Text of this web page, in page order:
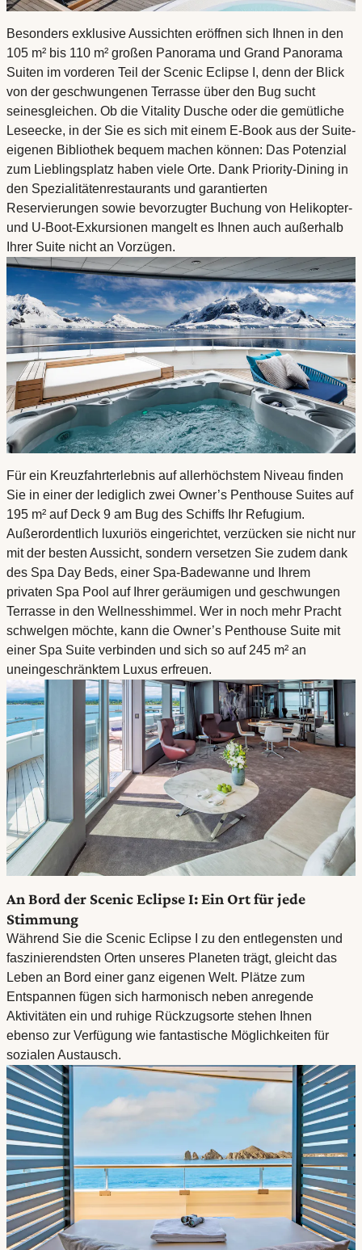
Besonders exklusive Aussichten eröffnen sich Ihnen in den
105 m² bis 110 m² großen Panorama und Grand Panorama
Suiten im vorderen Teil der Scenic Eclipse I, denn der Blick
von der geschwungenen Terrasse über den Bug sucht
seinesgleichen. Ob die Vitality Dusche oder die gemütliche
Leseecke, in der Sie es sich mit einem E-Book aus der Suite-
eigenen Bibliothek bequem machen können: Das Potenzial
zum Lieblingsplatz haben viele Orte. Dank Priority-Dining in
den Spezialitätenrestaurants und garantierten
Reservierungen sowie bevorzugter Buchung von Helikopter-
und U-Boot-Exkursionen mangelt es Ihnen auch außerhalb
Ihrer Suite nicht an Vorzügen.
Für ein Kreuzfahrterlebnis auf allerhöchstem Niveau finden
Sie in einer der lediglich zwei Owner’s Penthouse Suites auf
195 m² auf Deck 9 am Bug des Schiffs Ihr Refugium.
Außerordentlich luxuriös eingerichtet, verzücken sie nicht nur
mit der besten Aussicht, sondern versetzen Sie zudem dank
des Spa Day Beds, einer Spa-Badewanne und Ihrem
privaten Spa Pool auf Ihrer geräumigen und geschwungen
Terrasse in den Wellnesshimmel. Wer in noch mehr Pracht
schwelgen möchte, kann die Owner’s Penthouse Suite mit
einer Spa Suite verbinden und sich so auf 245 m² an
uneingeschränktem Luxus erfreuen.
An Bord der Scenic Eclipse I: Ein Ort für jede
Stimmung
Während Sie die Scenic Eclipse I zu den entlegensten und
faszinierendsten Orten unseres Planeten trägt, gleicht das
Leben an Bord einer ganz eigenen Welt. Plätze zum
Entspannen fügen sich harmonisch neben anregende
Aktivitäten ein und ruhige Rückzugsorte stehen Ihnen
ebenso zur Verfügung wie fantastische Möglichkeiten für
sozialen Austausch.